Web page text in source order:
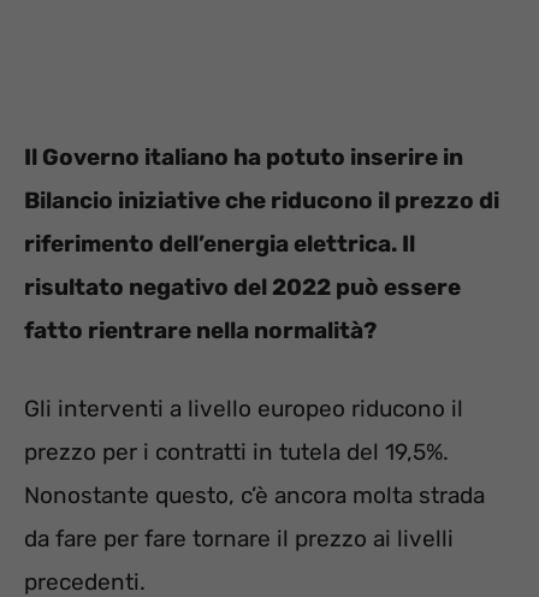
Il Governo italiano ha potuto inserire in
Bilancio iniziative che riducono il prezzo di
riferimento dell’energia elettrica. Il
risultato negativo del 2022 può essere
fatto rientrare nella normalità?
Gli interventi a livello europeo riducono il
prezzo per i contratti in tutela del 19,5%.
Nonostante questo, c’è ancora molta strada
da fare per fare tornare il prezzo ai livelli
precedenti.